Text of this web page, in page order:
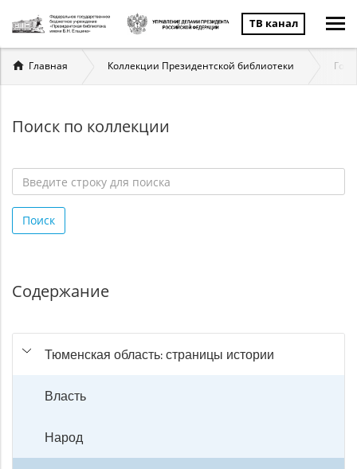
ТВ канал
Вы
здесь
Главная Коллекции Президентской библиотеки
Поиск по коллекции
строку
для
Поиск
Содержание
Тюменская область: страницы истории
Власть
Народ